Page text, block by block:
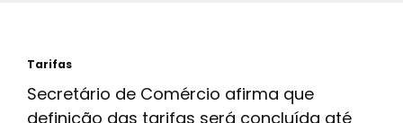
Tarifas
Secretário de Comércio afirma que
definição das tarifas será concluída até